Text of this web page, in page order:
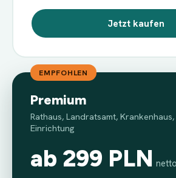
Jetzt kaufen
EMPFOHLEN
Premium
Rathaus, Landratsamt,
Einrichtung
ab 299 PLN